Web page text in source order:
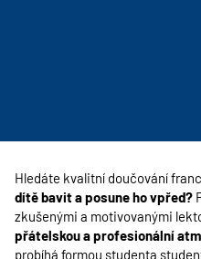
Hledáte kvalitní doučování
dítě bavit a posune ho vpřed?
zkušenými a motivovanými
přátelskou a profesionální
probíhá formou studenta